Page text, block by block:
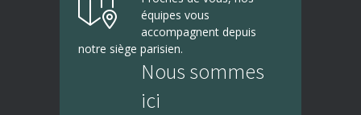
équipes vous
accompagnent depuis
notre siège parisien.
Nous sommes
ici